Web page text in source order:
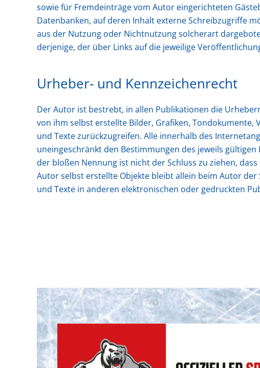
sowie für Fremdeinträge vom Autor eingerichteten
Datenbanken, auf deren Inhalt externe Schreibzugriffe
aus der Nutzung oder Nichtnutzung solcherart
derjenige, der über Links auf die jeweilige
Urheber- und Kennzeichenrecht
Der Autor ist bestrebt, in allen Publikationen die
von ihm selbst erstellte Bilder, Grafiken, Tondokumente,
und Texte zurückzugreifen. Alle innerhalb des
uneingeschränkt den Bestimmungen des jeweils
der bloßen Nennung ist nicht der Schluss zu ziehen,
Autor selbst erstellte Objekte bleibt allein beim Autor
und Texte in anderen elektronischen oder gedruckten